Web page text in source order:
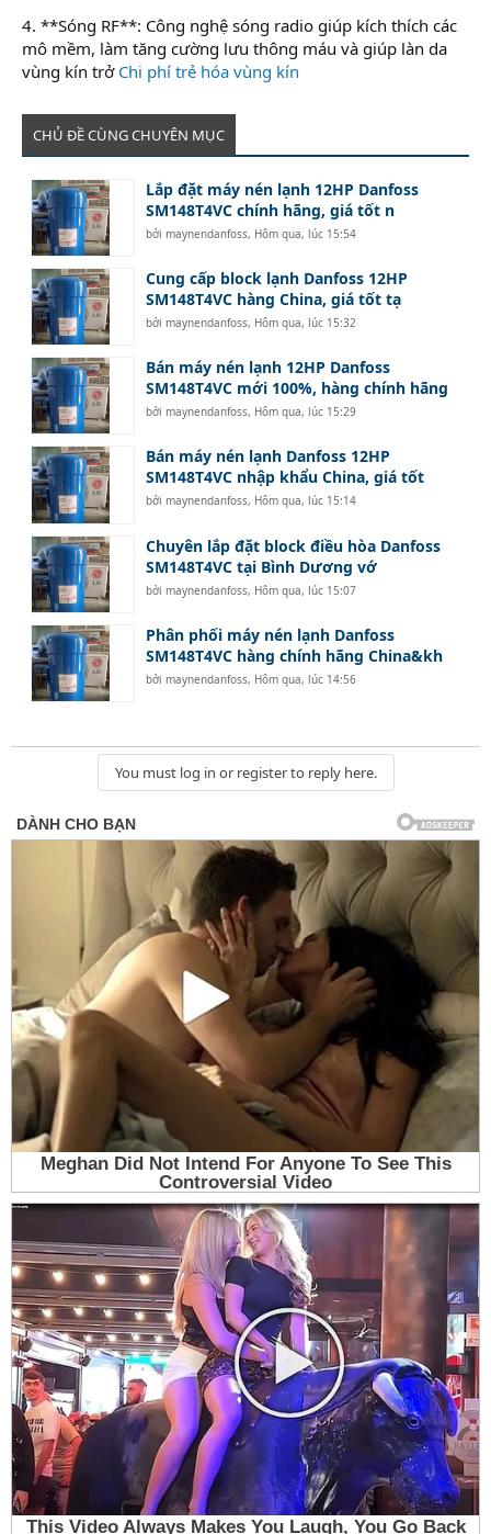
4. **Sóng RF**: Công nghệ sóng radio giúp kích thích các
mô mềm, làm tăng cường lưu thông máu và giúp làn da
vùng kín trở Chi phí trẻ hóa vùng kín
CHỦ ĐỀ CÙNG CHUYÊN MỤC
Lắp đặt máy nén lạnh 12HP Danfoss
SM148T4VC chính hãng, giá tốt n
bởimaynendanfoss, Hôm qua, lúc 15:54
Cung cấp block lạnh Danfoss 12HP
SM148T4VC hàng China, giá tốt tạ
bởimaynendanfoss, Hôm qua, lúc 15:32
Bán máy nén lạnh 12HP Danfoss
SM148T4VC mới 100%, hàng chính hãng
bởimaynendanfoss, Hôm qua, lúc 15:29
Bán máy nén lạnh Danfoss 12HP
SM148T4VC nhập khẩu China, giá tốt
bởimaynendanfoss, Hôm qua, lúc 15:14
Chuyên lắp đặt block điều hòa Danfoss
SM148T4VC tại Bình Dương vớ
bởimaynendanfoss, Hôm qua, lúc 15:07
Phân phối máy nén lạnh Danfoss
SM148T4VC hàng chính hãng China&kh
bởimaynendanfoss, Hôm qua, lúc 14:56
You must log in or register to reply here.